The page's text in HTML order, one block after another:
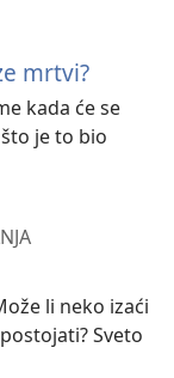
mrtvi?
kada će se
je to bio
li neko izaći
Sveto